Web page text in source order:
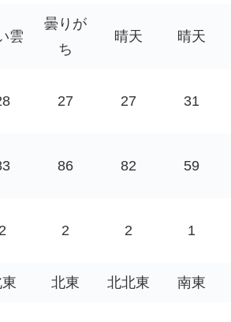
雲
曇りが
ち
晴天 晴天
27 27 31
86 82 59
2 2 2 1
北東 北北東 南東